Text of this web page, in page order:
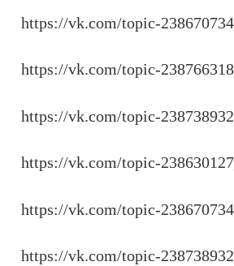
https://vk.com/topic-
https://vk.com/topic-
https://vk.com/topic-
https://vk.com/topic-
https://vk.com/topic-
https://vk.com/topic-